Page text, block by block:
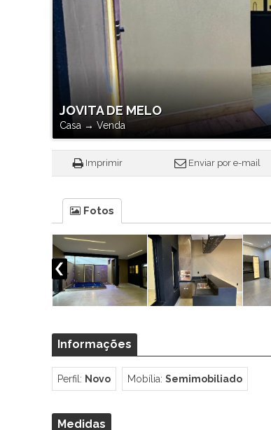
JOVITA DE MELO
Casa → Venda
Imprimir Enviar por e-mail
Fotos
Informações
Perfil: Novo Mobília: Semimobiliado
Medidas